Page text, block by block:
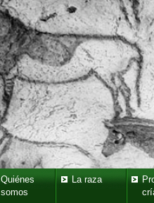
Quiénes
somos
La raza